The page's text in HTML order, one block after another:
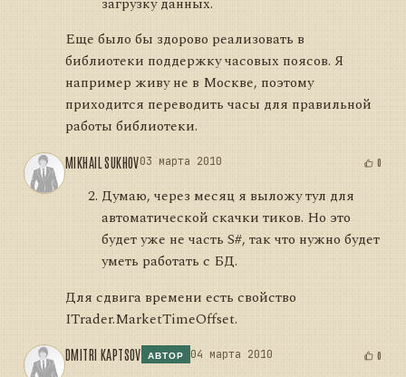
Еще было бы здорово реализовать в
библиотеки поддержку часовых поясов. Я
например живу не в Москве, поэтому
приходится переводить часы для правильной
работы библиотеки.
MIKHAIL SUKHOV03 марта 2010 0
Думаю, через месяц я выложу тул для
автоматической скачки тиков. Но это
будет уже не часть S#, так что нужно будет
уметь работать с БД.
Для сдвига времени есть свойство
ITrader.MarketTimeOffset.
DMITRI KAPTSOV АВТОР 04 марта 2010 0